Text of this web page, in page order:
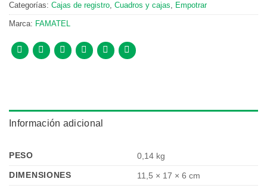
Categorías: Cajas de registro, Cuadros y cajas, Empotrar
Marca: FAMATEL
Información adicional
PESO
0,14 kg
DIMENSIONES
11,5 × 17 × 6 cm